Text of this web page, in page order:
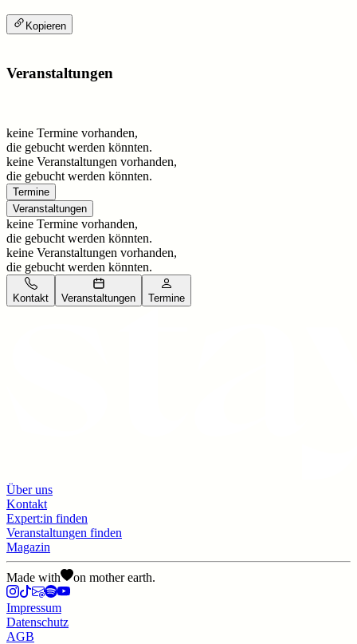
Kopieren
Veranstaltungen
keine Termine vorhanden,
die gebucht werden könnten.
keine Veranstaltungen vorhanden,
die gebucht werden könnten.
Termine
Veranstaltungen
keine Termine vorhanden,
die gebucht werden könnten.
keine Veranstaltungen vorhanden,
die gebucht werden könnten.
Kontakt Veranstaltungen Termine
Über uns
Kontakt
Expert:in finden
Veranstaltungen finden
Magazin
Made with on mother earth.
Impressum
Datenschutz
AGB